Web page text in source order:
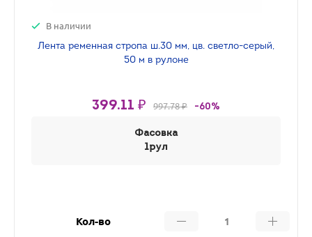
В наличии
Лента ременная стропа ш.30 мм, цв. светло-серый,
50 м в рулоне
399.11 ₽ 997.78 ₽ -60%
Фасовка
1рул
Кол-во